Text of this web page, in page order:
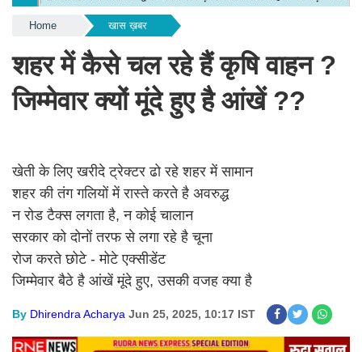
Home खास ख़बर
शहर में कैसे चल रहे हैं कृषि वाहन ?
जिम्मेवार क्यों मूंदे हुए है आंखें ??
खेती के लिए खरीदे ट्रेक्टर ढो रहे शहर में सामान
शहर की तंग गलियों में रास्ते करते है अवरुद्ध
न रोड टैक्स लगता है, न कोई चालान
सरकार को दोनों तरफ से लगा रहे है चूना
रोज करते छोटे - मोटे एक्सीडेंट
जिम्मेवार बैठे है आंखें मूंदे हुए, उसकी वजह क्या है
By Dhirendra Acharya Jun 25, 2025, 10:17 IST